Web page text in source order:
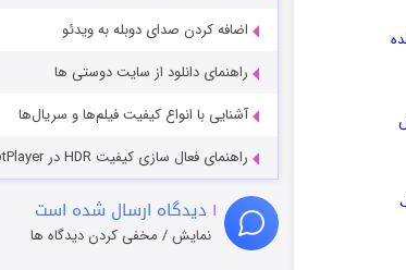
اضافه کردن صدای دوبله به ویدئو
راهنمای دانلود از سایت دوستی ها
آشنایی با انواع کیفیت فیلم‌ها و سریال‌ها
راهنمای فعال سازی کیفیت HDR در PotPlayer
۱ دیدگاه ارسال شده است
نمایش / مخفی کردن دیدگاه ها